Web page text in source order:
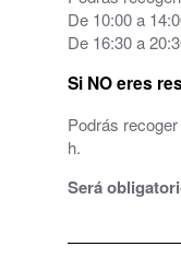
De 10:00 a
De 16:30 a
Si NO eres
Podrás
h.
Será